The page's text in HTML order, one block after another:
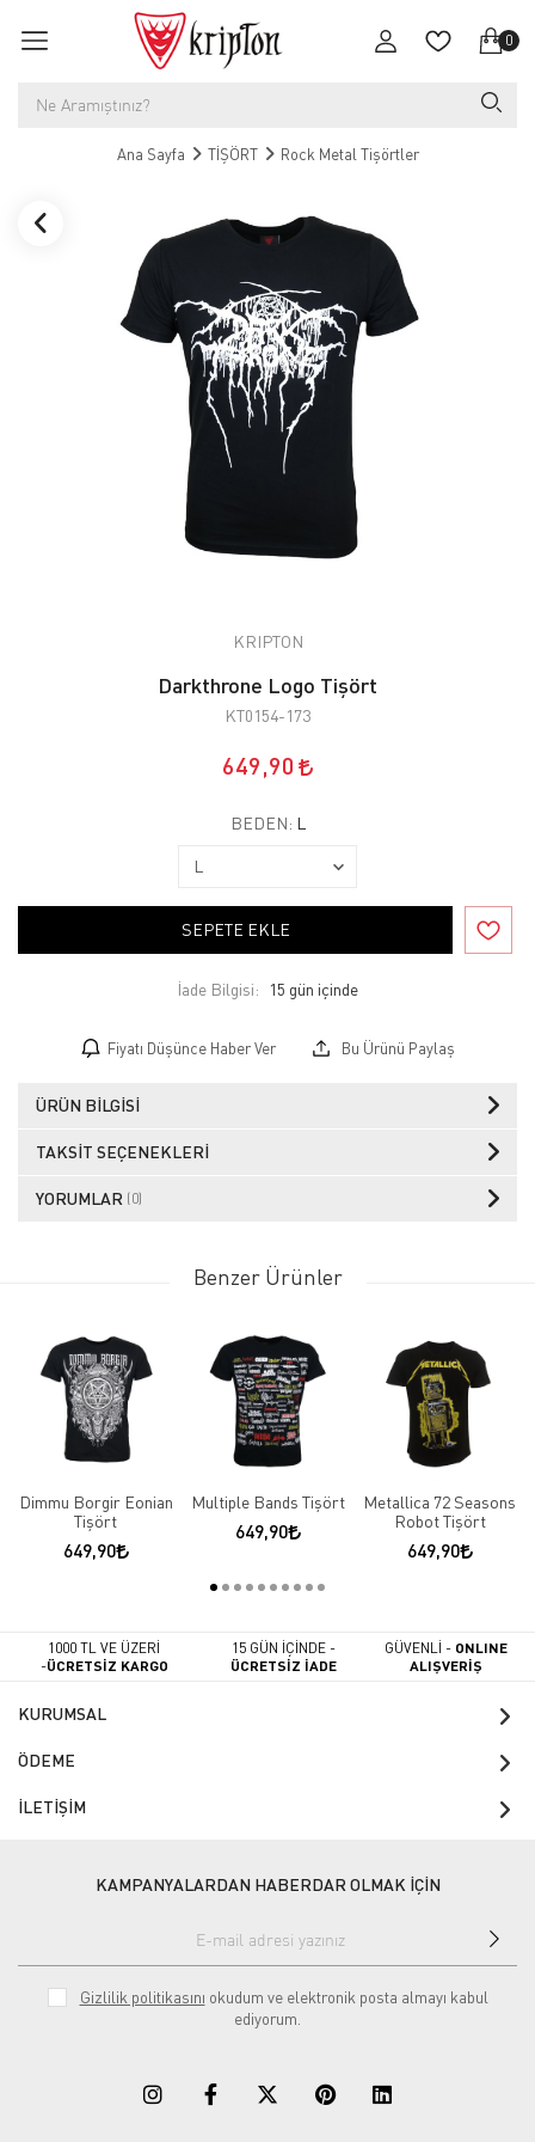
0
Ana Sayfa TİŞÖRT Rock Metal Tişörtler
KRIPTON
Darkthrone Logo Tişört
KT0154-173
649,90
BEDEN: L
SEPETE EKLE
İade Bilgisi:
Fiyatı Düşünce Haber Ver Bu Ürünü Paylaş
ÜRÜN BILGISI
TAKSIT SEÇENEKLERI
YORUMLAR (0)
Benzer Ürünler
Dimmu Borgir Eonian
Tişört
649,90
Multiple Bands Tişört
649,90
Metallica 72 Seasons
Robot Tişört
649,90
1000 TL VE ÜZERİ
-ÜCRETSİZ KARGO
15 GÜN İÇİNDE -
ÜCRETSİZ İADE
GÜVENLİ - ONLINE
ALIŞVERİŞ
KURUMSAL
ÖDEME
İLETİŞİM
KAMPANYALARDAN HABERDAR OLMAK İÇİN
Gizlilik politikasını okudum ve elektronik posta almayı kabul
ediyorum.